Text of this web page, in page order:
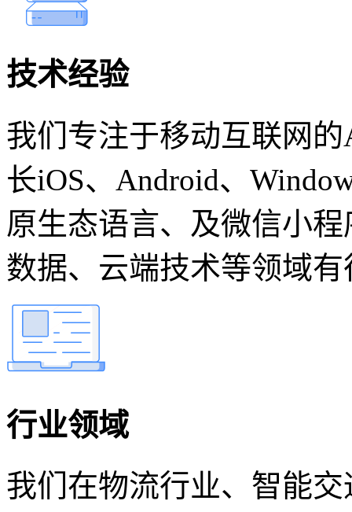
技术经验
我们专注于移动互联网
长iOS、Android、
原生态语言、及微信小
数据、云端技术等领域
行业领域
我们在物流行业、智能